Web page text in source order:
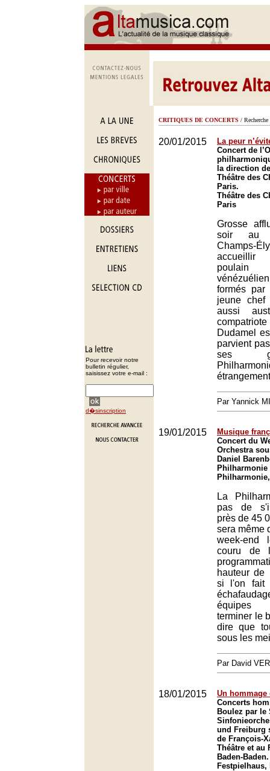
Pour recevoir notre
bulletin régulier,
saisissez votre e-mail :
d�sinscription
CRITIQUES DE CONCERTS / Recherche
20/01/2015
La peur
Concert de
la direction
Théâtre des
Paris.
Théâtre des
Paris
Grosse
soir au
formés
jeune chef
aussi
Dudamel
parvient
ses
Par Yannick
19/01/2015
Musique
Concert du
Orchestra
Daniel
Philharmonie
La
pas de
près de 45
sera même
week-
couru de
hauteur de
si l'on fait
équipes
terminer le
dire que
sous les
Par David
18/01/2015
Un hommage
Concerts
Boulez par le
und Freiburg
de François-
Théâtre et au
Baden-Baden.
Festpielhaus,